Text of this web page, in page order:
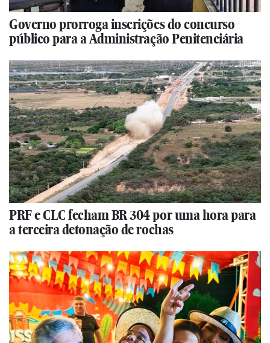
Governo prorroga inscrições do concurso
público para a Administração Penitenciária
PRF e CLC fecham BR 304 por uma hora para
a terceira detonação de rochas